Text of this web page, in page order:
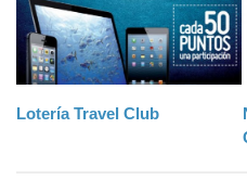
Lotería Travel Club